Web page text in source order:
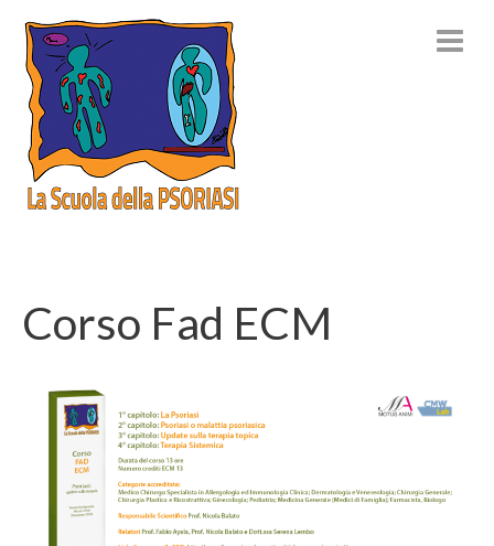
Corso Fad ECM